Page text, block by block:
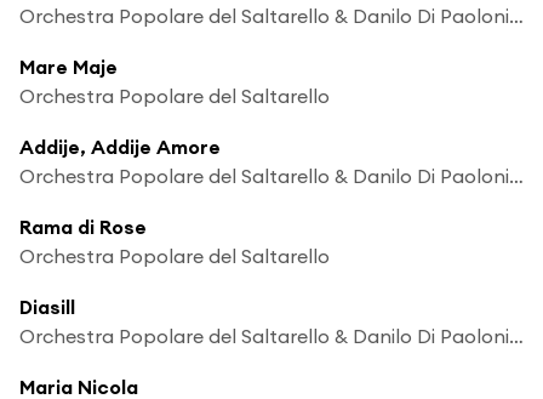
Orchestra Popolare del Saltarello & Danilo Di Paolonicola
Mare Maje
Orchestra Popolare del Saltarello
Addije, Addije Amore
Orchestra Popolare del Saltarello & Danilo Di Paolonicola
Rama di Rose
Orchestra Popolare del Saltarello
Diasill
Orchestra Popolare del Saltarello & Danilo Di Paolonicola
Maria Nicola